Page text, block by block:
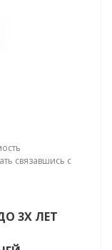
связавшись с
3Х ЛЕТ